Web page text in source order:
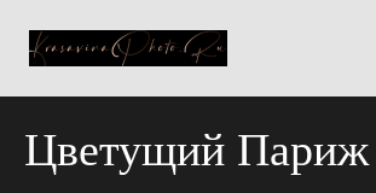
Цветущий Париж